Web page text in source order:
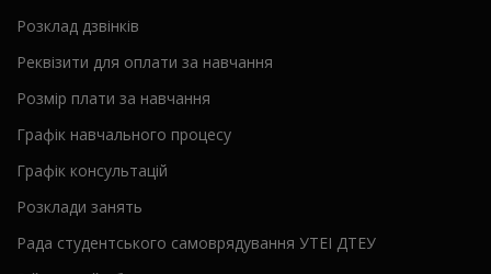
Розклад дзвінків
Реквізити для оплати за навчання
Розмір плати за навчання
Графік навчального процесу
Графік консультацій
Розклади занять
Рада студентського самоврядування УТЕІ ДТЕУ